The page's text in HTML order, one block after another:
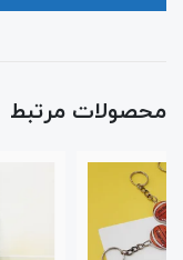
محصولات مرتبط